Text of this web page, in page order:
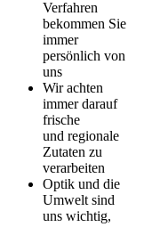
Verfahren
bekommen Sie
immer
persönlich von
uns
Wir achten
immer darauf
frische
und regionale
Zutaten zu
verarbeiten
Optik und die
Umwelt sind
uns wichtig,